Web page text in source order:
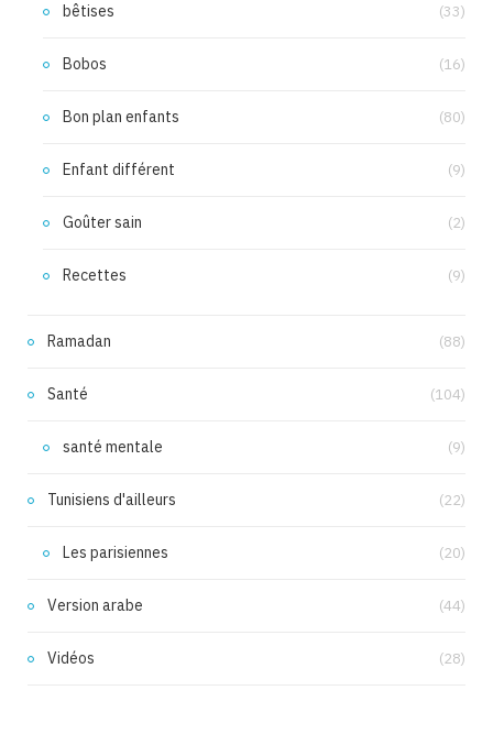
bêtises (33)
Bobos (16)
Bon plan enfants (80)
Enfant différent (9)
Goûter sain (2)
Recettes (9)
Ramadan (88)
Santé (104)
santé mentale (9)
Tunisiens d'ailleurs (22)
Les parisiennes (20)
Version arabe (44)
Vidéos (28)